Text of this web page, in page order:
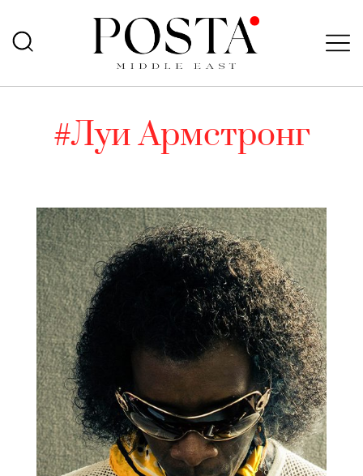
#Луи Армстронг